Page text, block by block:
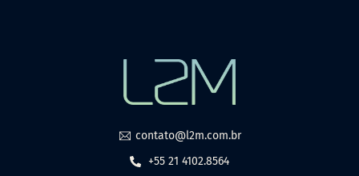
contato@l2m.com.br
+55 21 4102.8564